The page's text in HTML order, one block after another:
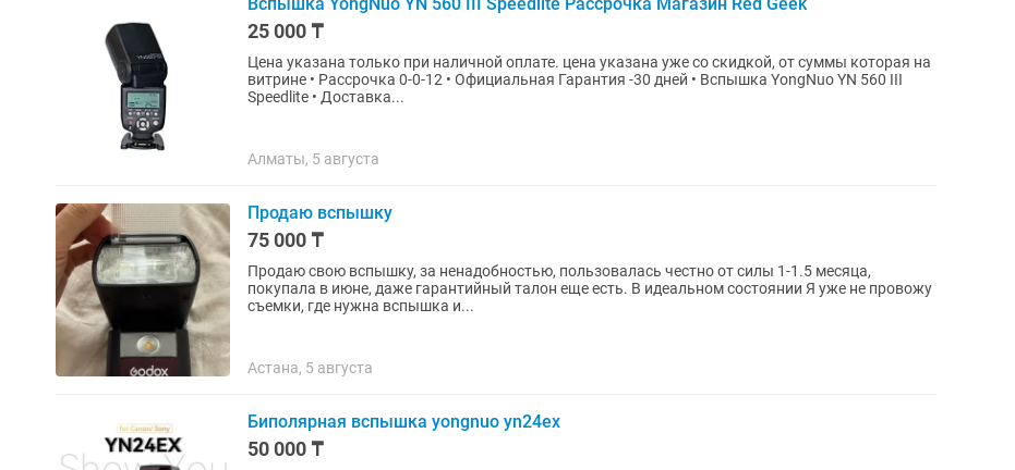
25 000 ₸
Цена указана только при наличной оплате. цена указана уже со скидкой, от суммы которая на
витрине • Рассрочка 0-0-12 • Официальная Гарантия -30 дней • Вспышка YongNuo YN 560 III
Speedlite • Доставка...
Алматы, 5 августа
Продаю вспышку
75 000 ₸
Продаю свою вспышку, за ненадобностью, пользовалась честно от силы 1-1.5 месяца,
покупала в июне, даже гарантийный талон еще есть. В идеальном состоянии Я уже не провожу
съемки, где нужна вспышка и...
Астана, 5 августа
Биполярная вспышка yongnuo yn24ex
50 000 ₸